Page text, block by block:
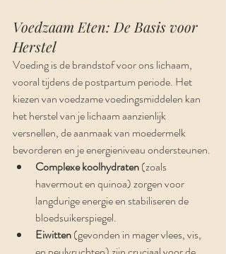
Voedzaam Eten: De Basis voor
Herstel
Voeding is de brandstof voor ons lichaam,
vooral tijdens de postpartum periode. Het
kiezen van voedzame voedingsmiddelen kan
het herstel van je lichaam aanzienlijk
versnellen, de aanmaak van moedermelk
bevorderen en je energieniveau ondersteunen.
Complexe koolhydraten (zoals
havermout en quinoa) zorgen voor
langdurige energie en stabiliseren de
bloedsuikerspiegel.
Eiwitten (gevonden in mager vlees, vis,